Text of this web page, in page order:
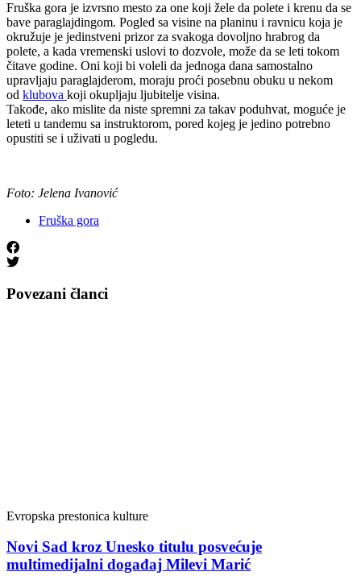
Fruška gora je izvrsno mesto za one koji žele da polete i krenu da se
bave paraglajdingom. Pogled sa visine na planinu i ravnicu koja je
okružuje je jedinstveni prizor za svakoga dovoljno hrabrog da
polete, a kada vremenski uslovi to dozvole, može da se leti tokom
čitave godine. Oni koji bi voleli da jednoga dana samostalno
upravljaju paraglajderom, moraju proći posebnu obuku u nekom
od klubova koji okupljaju ljubitelje visina.
Takođe, ako mislite da niste spremni za takav poduhvat, moguće je
leteti u tandemu sa instruktorom, pored kojeg je jedino potrebno
opustiti se i uživati u pogledu.
Foto: Jelena Ivanović
Fruška gora
Povezani članci
Evropska prestonica kulture
Novi Sad kroz Unesko titulu posvećuje
multimedijalni događaj Milevi Marić